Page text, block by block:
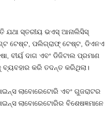
ଯଥା ସ୍ତରୀୟ ଭଏସ୍ ଆନାଲିସିସ୍
ଟେଷ୍ଟ, ପଲିଗ୍ରାଫ୍ ଟେଷ୍ଟ, ଡିଏନଏ
ବୀର୍ୟ ଦାଗ ଏବଂ ଡିଜିଟାଲ ପ୍ରମାଣ
କରି ତଦନ୍ତ କରିଥିଲା।
ଲାବୋରେଟୋରି ଏବଂ ଗୁଜରାଟର
ଲାବୋରେଟୋରିର ବିଶେଷଜ୍ଞମାନେ